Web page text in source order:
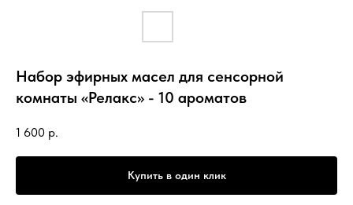
Набор эфирных масел для сенсорной
комнаты «Релакс» - 10 ароматов
1 600 р.
Купить в один клик